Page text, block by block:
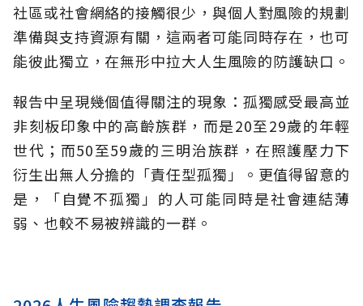
社區或社會網絡的接觸很少，與個人對風險的規劃
準備與支持資源有關，這兩者可能同時存在，也可
能彼此獨立，在無形中拉大人生風險的防護缺口。
報告中呈現幾個值得關注的現象：孤獨感受最高並
非刻板印象中的高齡族群，而是20至29歲的年輕
世代；而50至59歲的三明治族群，在照護壓力下
衍生出無人分擔的「責任型孤獨」。更值得留意的
是，「自覺不孤獨」的人可能同時是社會連結薄
弱、也較不易被辨識的一群。